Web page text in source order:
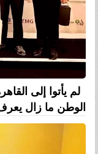
لم يأتوا إلى
الوطن ما زال